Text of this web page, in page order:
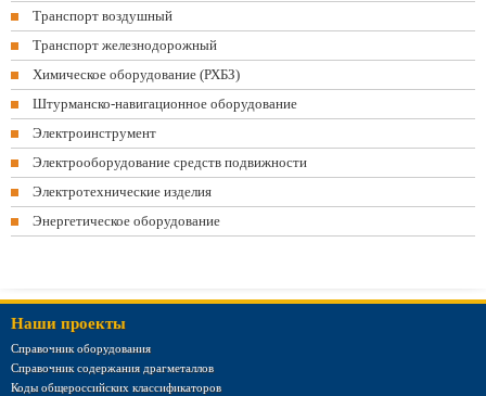
Транспорт воздушный
Транспорт железнодорожный
Химическое оборудование (РХБЗ)
Штурманско-навигационное оборудование
Электроинструмент
Электрооборудование средств подвижности
Электротехнические изделия
Энергетическое оборудование
Наши проекты
Справочник оборудования
Справочник содержания драгметаллов
Коды общероссийских классификаторов